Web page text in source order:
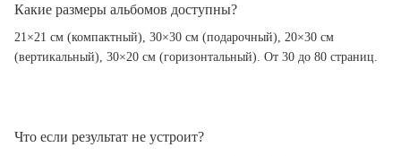
Какие размеры альбомов доступны?
21×21 см (компактный), 30×30 см (подарочный), 20×30 см
(вертикальный), 30×20 см (горизонтальный). От 30 до 80 страниц.
Что если результат не устроит?